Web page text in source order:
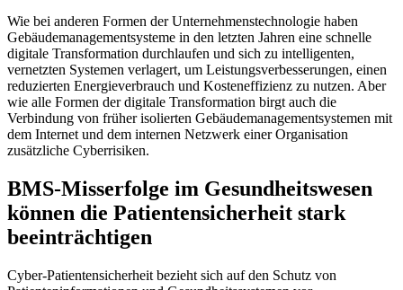
Wie bei anderen Formen der Unternehmenstechnologie haben
Gebäudemanagementsysteme in den letzten Jahren eine schnelle
digitale Transformation durchlaufen und sich zu intelligenten,
vernetzten Systemen verlagert, um Leistungsverbesserungen, einen
reduzierten Energieverbrauch und Kosteneffizienz zu nutzen. Aber
wie alle Formen der digitale Transformation birgt auch die
Verbindung von früher isolierten Gebäudemanagementsystemen mit
dem Internet und dem internen Netzwerk einer Organisation
zusätzliche Cyberrisiken.
BMS-Misserfolge im Gesundheitswesen
können die Patientensicherheit stark
beeinträchtigen
Cyber-Patientensicherheit bezieht sich auf den Schutz von